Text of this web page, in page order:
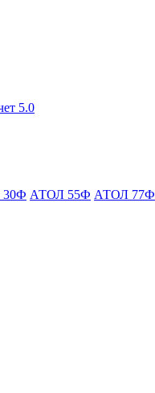
5.0
АТОЛ 55Ф АТОЛ 77Ф